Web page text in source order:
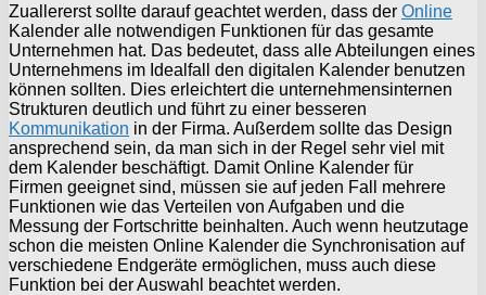
Zuallererst sollte darauf geachtet werden, dass der Online
Kalender alle notwendigen Funktionen für das gesamte
Unternehmen hat. Das bedeutet, dass alle Abteilungen eines
Unternehmens im Idealfall den digitalen Kalender benutzen
können sollten. Dies erleichtert die unternehmensinternen
Strukturen deutlich und führt zu einer besseren
Kommunikation in der Firma. Außerdem sollte das Design
ansprechend sein, da man sich in der Regel sehr viel mit
dem Kalender beschäftigt. Damit Online Kalender für
Firmen geeignet sind, müssen sie auf jeden Fall mehrere
Funktionen wie das Verteilen von Aufgaben und die
Messung der Fortschritte beinhalten. Auch wenn heutzutage
schon die meisten Online Kalender die Synchronisation auf
verschiedene Endgeräte ermöglichen, muss auch diese
Funktion bei der Auswahl beachtet werden.